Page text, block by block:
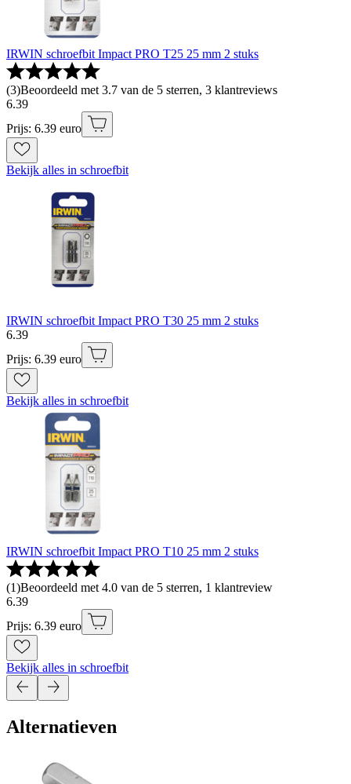
IRWIN schroefbit Impact PRO T25 25 mm 2 stuks
(3)Beoordeeld met 3.7 van de 5 sterren, 3 klantreviews
6.39
Prijs: 6.39 euro
Bekijk alles in schroefbit
IRWIN schroefbit Impact PRO T30 25 mm 2 stuks
6.39
Prijs: 6.39 euro
Bekijk alles in schroefbit
IRWIN schroefbit Impact PRO T10 25 mm 2 stuks
(1)Beoordeeld met 4.0 van de 5 sterren, 1 klantreview
6.39
Prijs: 6.39 euro
Bekijk alles in schroefbit
Alternatieven